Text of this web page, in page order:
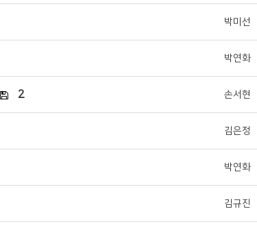
박미선
박연화
2 손서현
김은정
박연화
김규진